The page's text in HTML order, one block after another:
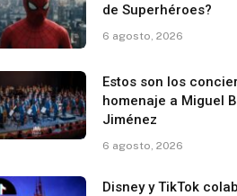
de Superhéroes?
6 agosto, 2026
Estos son los
homenaje a Miguel
Jiménez
6 agosto, 2026
Disney y TikTok